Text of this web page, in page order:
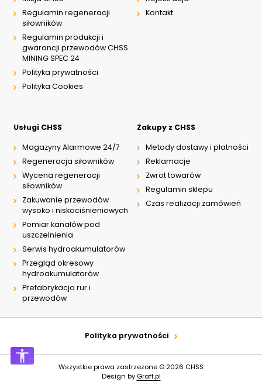
Regulamin regeneracji
siłowników
Regulamin produkcji i
gwarancji przewodów CHSS
MINING SPEC 24
Polityka prywatności
Polityka Cookies
Kontakt
Usługi CHSS
Magazyny Alarmowe 24/7
Regeneracja siłowników
Wycena regeneracji
siłowników
Zakuwanie przewodów
wysoko i niskociśnieniowych
Pomiar kanałów pod
uszczelnienia
Serwis hydroakumulatorów
Przegląd okresowy
hydroakumulatorów
Prefabrykacja rur i
przewodów
Zakupy z CHSS
Metody dostawy i płatności
Reklamacje
Zwrot towarów
Regulamin sklepu
Czas realizacji zamówień
Polityka prywatności
Wszystkie prawa zastrzeżone © 2026 CHSS
Design by Graff.pl